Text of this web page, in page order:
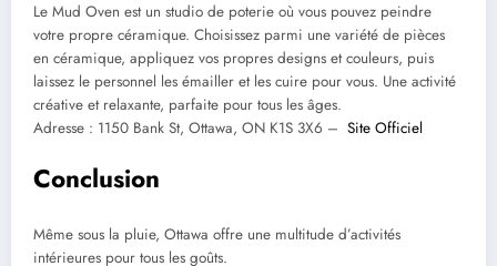
Le Mud Oven est un studio de poterie où vous pouvez peindre
votre propre céramique. Choisissez parmi une variété de pièces
en céramique, appliquez vos propres designs et couleurs, puis
laissez le personnel les émailler et les cuire pour vous. Une activité
créative et relaxante, parfaite pour tous les âges.​
Adresse : 1150 Bank St, Ottawa, ON K1S 3X6 – Site Officiel
Conclusion
Même sous la pluie, Ottawa offre une multitude d’activités
intérieures pour tous les goûts.